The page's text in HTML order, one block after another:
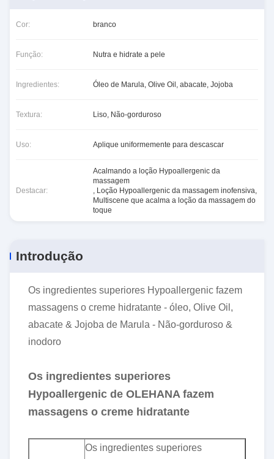
Cor: branco
Função: Nutra e hidrate a pele
Ingredientes: Óleo de Marula, Olive Oil, abacate, Jojoba
Textura: Liso, Não-gorduroso
Uso: Aplique uniformemente para descascar
Destacar:
Acalmando a loção Hypoallergenic da
massagem
, Loção Hypoallergenic da massagem inofensiva,
Multiscene que acalma a loção da massagem do
toque
Introdução
Os ingredientes superiores Hypoallergenic fazem
massagens o creme hidratante - óleo, Olive Oil,
abacate & Jojoba de Marula - Não-gorduroso &
inodoro
Os ingredientes superiores
Hypoallergenic de OLEHANA fazem
massagens o creme hidratante
Os ingredientes superiores